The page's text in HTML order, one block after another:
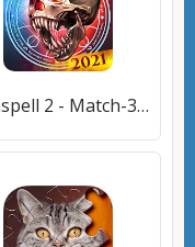
Gunspell 2 - Match-3 Пазл РПГ